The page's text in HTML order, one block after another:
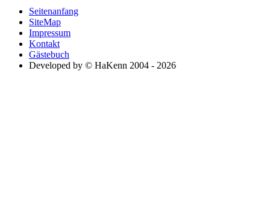
Seitenanfang
SiteMap
Impressum
Kontakt
Gästebuch
Developed by © HaKenn 2004 - 2026